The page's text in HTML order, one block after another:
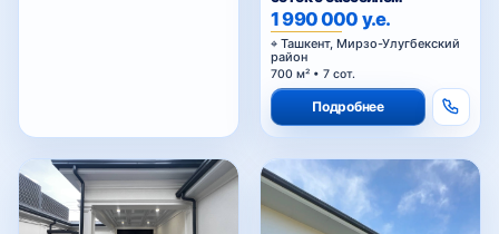
1 990 000 у.е.
Ташкент, Мирзо-Улугбекский
район
700 м² • 7 сот.
Подробнее